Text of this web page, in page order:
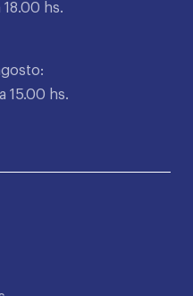
18.00 hs.
15.00 hs.